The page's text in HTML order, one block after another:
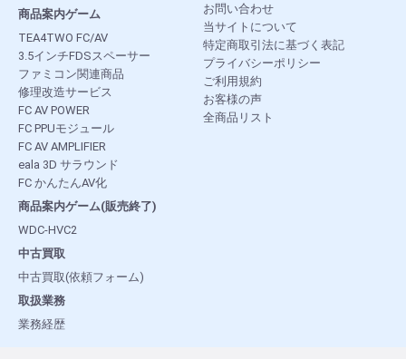
商品案内ゲーム
TEA4TWO FC/AV
3.5インチFDSスペーサー
ファミコン関連商品
修理改造サービス
FC AV POWER
FC PPUモジュール
FC AV AMPLIFIER
eala 3D サラウンド
FC かんたんAV化
商品案内ゲーム(販売終了)
WDC-HVC2
中古買取
中古買取(依頼フォーム)
取扱業務
業務経歴
お問い合わせ
当サイトについて
特定商取引法に基づく表記
プライバシーポリシー
ご利用規約
お客様の声
全商品リスト